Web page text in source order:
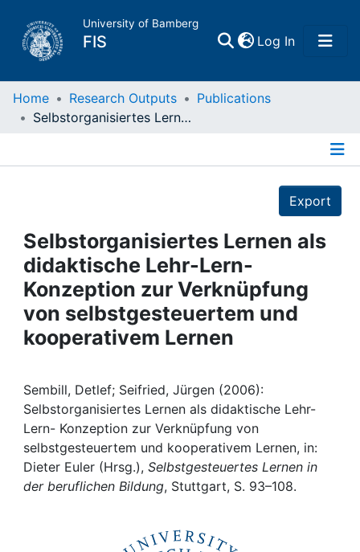
University of Bamberg
FIS Log In(current)
Home
Projects
People
Institutions
My FIS
Help
Home Research Outputs
Publications
Selbstorganisiertes Lernen als didaktische Lehr-Lern- Konzeption zur Verknüpfung von selbstgesteuertem und kooperativem Lernen
Export
Selbstorganisiertes Lernen als
didaktische Lehr-Lern-
Konzeption zur Verknüpfung
von selbstgesteuertem und
kooperativem Lernen
Sembill, Detlef; Seifried, Jürgen (2006):
Selbstorganisiertes Lernen als didaktische Lehr-
Lern- Konzeption zur Verknüpfung von
selbstgesteuertem und kooperativem Lernen, in:
Dieter Euler (Hrsg.), Selbstgesteuertes Lernen in
der beruflichen Bildung, Stuttgart, S. 93–108.